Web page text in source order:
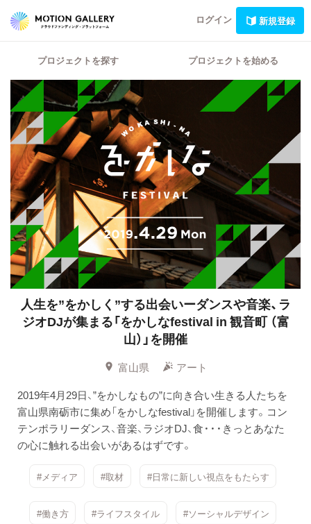
ログイン 新規登録
プロジェクトを探す プロジェクトを始める
人生を”をかしく”する出会いーダンスや音楽、ラ
ジオDJが集まる「をかしなfestival in 観音町 （富
山）」を開催
富山県
アート
2019年4月29日、”をかしなもの”に向き合い生きる人たちを
富山県南砺市に集め「をかしなfestival」を開催します。コン
テンポラリーダンス、音楽、ラジオDJ、食・・・きっとあなた
の心に触れる出会いがあるはずです。
#メディア #取材 #日常に新しい視点をもたらす
#働き方 #ライフスタイル #ソーシャルデザイン